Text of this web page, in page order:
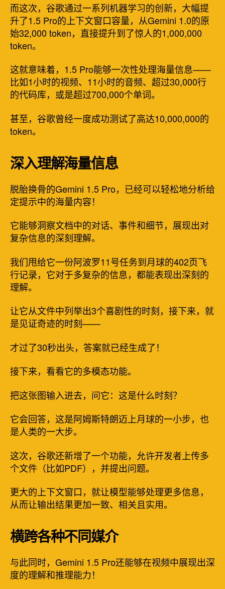
而这次，谷歌通过一系列机器学习的创新，大幅提
升了1.5 Pro的上下文窗口容量，从Gemini 1.0的原
始32,000 token，直接提升到了惊人的1,000,000
token。
这就意味着，1.5 Pro能够一次性处理海量信息——
比如1小时的视频、11小时的音频、超过30,000行
的代码库，或是超过700,000个单词。
甚至，谷歌曾经一度成功测试了高达10,000,000的
token。
深入理解海量信息
脱胎换骨的Gemini 1.5 Pro，已经可以轻松地分析给
定提示中的海量内容！
它能够洞察文档中的对话、事件和细节，展现出对
复杂信息的深刻理解。
我们甩给它一份阿波罗11号任务到月球的402页飞
行记录，它对于多复杂的信息，都能表现出深刻的
理解。
让它从文件中列举出3个喜剧性的时刻，接下来，就
是见证奇迹的时刻——
才过了30秒出头，答案就已经生成了！
接下来，看看它的多模态功能。
把这张图输入进去，问它：这是什么时刻？
它会回答，这是阿姆斯特朗迈上月球的一小步，也
是人类的一大步。
这次，谷歌还新增了一个功能，允许开发者上传多
个文件（比如PDF），并提出问题。
更大的上下文窗口，就让模型能够处理更多信息，
从而让输出结果更加一致、相关且实用。
横跨各种不同媒介
与此同时，Gemini 1.5 Pro还能够在视频中展现出深
度的理解和推理能力！